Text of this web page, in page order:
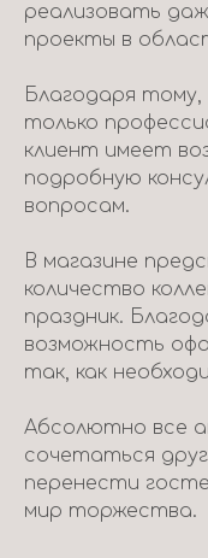
реализовать
проекты в
Благодаря
только
клиент имеет
подробную
вопросам.
В магазине
количество
праздник.
возможность
так, как
Абсолютно все
сочетаться
перенести
мир торжества.